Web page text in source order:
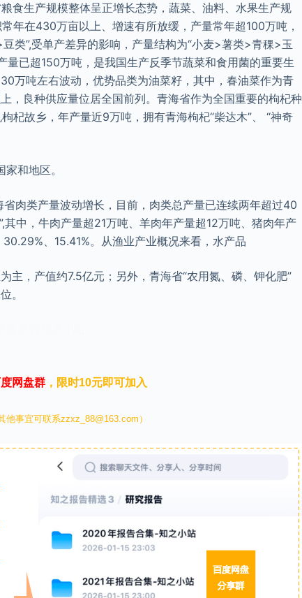
食生产规模整体呈正增长态势，蔬菜、油料、水果生产规
年在430万亩以上、增速有所放缓，产量常年超100万吨，
类”,受单产差异的影响，产量结构为“小麦>薯类>青稞>玉
已超150万吨，是我国生产反季节蔬菜和食用菌的重要生
万吨左右波动，优势品类为油菜籽，其中，春油菜作为青
，良种供应量位居全国前列。青海省作为全国重要的枸杞种
杞故乡，年产量近9万吨，拥有青海枸杞“柴达木”、 “神奇
和地区。
肉类产量波动增长，目前，肉类总产量已连续两年超过40
中，牛肉产量超21万吨、羊肉年产量超12万吨、猪肉年产
、15.41%。从渔业产业概况来看，水产品
主，产值约7.5亿元；另外，青海省“农用氮、磷、钾化肥”
。
网盘群 ，限时10元即可加入
他事宜可联系zzxz_88@163.com）